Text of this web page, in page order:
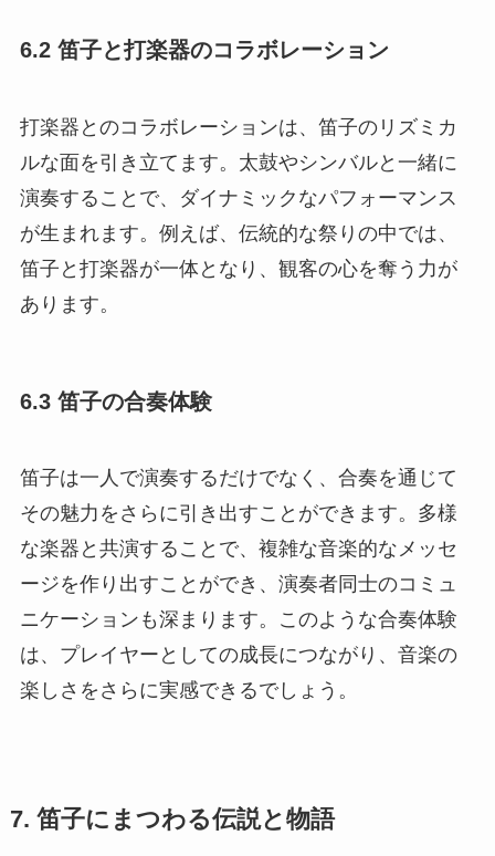
6.2 笛子と打楽器のコラボレーション
打楽器とのコラボレーションは、笛子のリズミカ
ルな面を引き立てます。太鼓やシンバルと一緒に
演奏することで、ダイナミックなパフォーマンス
が生まれます。例えば、伝統的な祭りの中では、
笛子と打楽器が一体となり、観客の心を奪う力が
あります。
6.3 笛子の合奏体験
笛子は一人で演奏するだけでなく、合奏を通じて
その魅力をさらに引き出すことができます。多様
な楽器と共演することで、複雑な音楽的なメッセ
ージを作り出すことができ、演奏者同士のコミュ
ニケーションも深まります。このような合奏体験
は、プレイヤーとしての成長につながり、音楽の
楽しさをさらに実感できるでしょう。
7. 笛子にまつわる伝説と物語